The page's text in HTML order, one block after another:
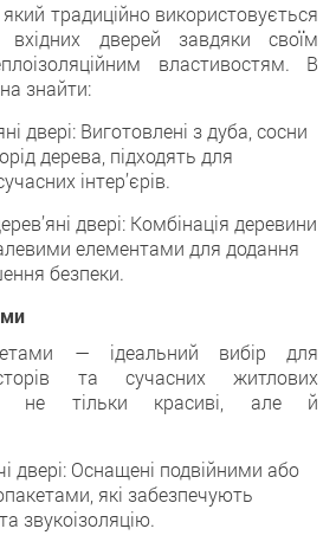
традиційно використовується
вхідних дверей завдяки своїм
властивостям. В
знайти:
двері: Виготовлені з дуба, сосни
дерева, підходять для
інтер’єрів.
двері: Комбінація деревини
елементами для додання
безпеки.
— ідеальний вибір для
та сучасних житлових
не тільки красиві, але й
двері: Оснащені подвійними або
які забезпечують
звукоізоляцію.